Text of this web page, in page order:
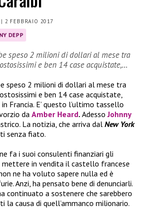
| 2 FEBBRAIO 2017
DEPP
speso 2 milioni di dollari al mese tra
e ben 14 case acquistate,…
speso 2 milioni di dollari al mese tra
e ben 14 case acquistate,
Francia. E’ questo l’ultimo tassello
da Amber Heard. AdessoJohnny
La notizia, che arriva dal New York
senza fiato.
fa i suoi consulenti finanziari gli
mettere in vendita il castello francese
ne ha voluto sapere nulla ed è
Anzi, ha pensato bene di denunciarli.
continuato a sostenere che sarebbero
la causa di quell’ammanco milionario.